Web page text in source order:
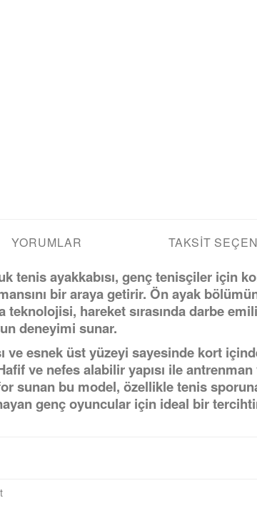
YORUMLAR TAKSIT
tenis ayakkabısı, genç tenisçiler için
bir araya getirir. Ön ayak
hareket sırasında darbe
deneyimi sunar.
ve esnek üst yüzeyi sayesinde kort
ve nefes alabilir yapısı ile antrenman
sunan bu model, özellikle tenis
genç oyuncular için ideal bir